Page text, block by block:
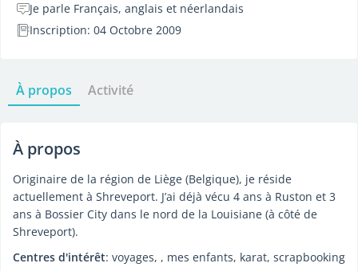
Je parle Français, anglais et néerlandais
Inscription: 04 Octobre 2009
À propos Activité
À propos
Originaire de la région de Liège (Belgique), je réside
actuellement à Shreveport. J’ai déjà vécu 4 ans à Ruston et 3
ans à Bossier City dans le nord de la Louisiane (à côté de
Shreveport).
Centres d'intérêt: voyages, , mes enfants, karat, scrapbooking